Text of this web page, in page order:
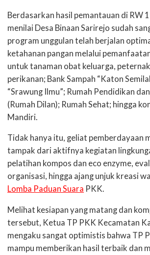
Berdasarkan hasil pemantauan di RW
menilai Desa Binaan Sarirejo sudah
program unggulan telah berjalan
ketahanan pangan melalui
untuk tanaman obat keluarga,
perikanan; Bank Sampah “Katon
“Srawung Ilmu”; Rumah Pendidikan
(Rumah Dilan); Rumah Sehat; hingga
Mandiri.
Tidak hanya itu, geliat pemberdayaan
tampak dari aktifnya kegiatan
pelatihan kompos dan eco enzyme,
organisasi, hingga ajang unjuk kreasi
Lomba Paduan Suara PKK.
Melihat kesiapan yang matang dan
tersebut, Ketua TP PKK Kecamatan
mengaku sangat optimistis bahwa TP
mampu memberikan hasil terbaik dan